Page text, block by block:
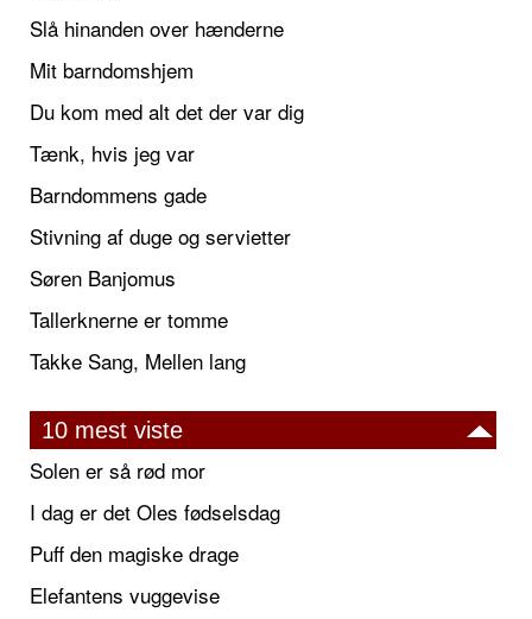
Slå hinanden over hænderne
Mit barndomshjem
Du kom med alt det der var dig
Tænk, hvis jeg var
Barndommens gade
Stivning af duge og servietter
Søren Banjomus
Tallerknerne er tomme
Takke Sang, Mellen lang
10 mest viste
Solen er så rød mor
I dag er det Oles fødselsdag
Puff den magiske drage
Elefantens vuggevise